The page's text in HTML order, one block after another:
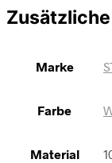
Marke
Farbe
Material